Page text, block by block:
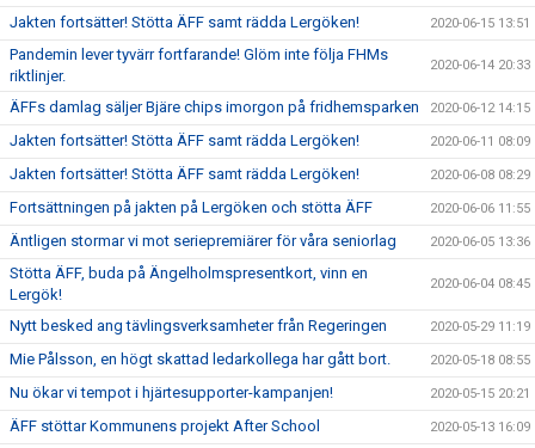
Jakten fortsätter! Stötta ÄFF samt rädda Lergöken! 2020-06-15 13:51
Pandemin lever tyvärr fortfarande! Glöm inte följa FHMs
riktlinjer.
2020-06-14 20:33
ÄFFs damlag säljer Bjäre chips imorgon på fridhemsparken 2020-06-12 14:15
Jakten fortsätter! Stötta ÄFF samt rädda Lergöken! 2020-06-11 08:09
Jakten fortsätter! Stötta ÄFF samt rädda Lergöken! 2020-06-08 08:29
Fortsättningen på jakten på Lergöken och stötta ÄFF 2020-06-06 11:55
Äntligen stormar vi mot seriepremiärer för våra seniorlag 2020-06-05 13:36
Stötta ÄFF, buda på Ängelholmspresentkort, vinn en
Lergök!
2020-06-04 08:45
Nytt besked ang tävlingsverksamheter från Regeringen 2020-05-29 11:19
Mie Pålsson, en högt skattad ledarkollega har gått bort. 2020-05-18 08:55
Nu ökar vi tempot i hjärtesupporter-kampanjen! 2020-05-15 20:21
ÄFF stöttar Kommunens projekt After School 2020-05-13 16:09